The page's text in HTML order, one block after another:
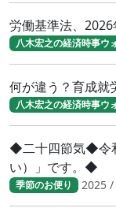
労働基準法、
八木宏之の経済時事ウ
何が違う？育成就
八木宏之の経済時事ウ
◆二十四節気◆令
い）」です。◆
季節のお便り 2025